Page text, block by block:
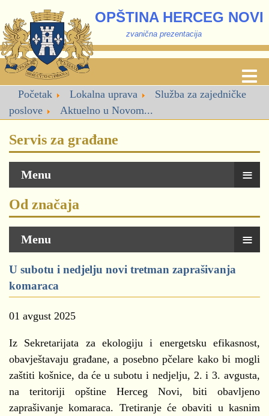
OPŠTINA HERCEG NOVI
zvanična prezentacija
Početak Lokalna uprava
Služba za zajedničke
poslove
Aktuelno u Novom...
Servis za građane
Menu ≡
Od značaja
Menu ≡
U subotu i nedjelju novi tretman zaprašivanja
komaraca
01 avgust 2025
Iz Sekretarijata za ekologiju i energetsku efikasnost,
obavještavaju građane, a posebno pčelare kako bi mogli
zaštiti košnice, da će u subotu i nedjelju, 2. i 3. avgusta,
na teritoriji opštine Herceg Novi, biti obavljeno
zaprašivanje komaraca. Tretiranje će obaviti u kasnim